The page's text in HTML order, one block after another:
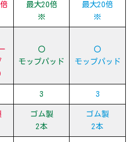
最大20倍
※
最大20倍
※
〇
モップパッド
〇
モップパッド
3 3
ゴム製
2本
ゴム製
2本